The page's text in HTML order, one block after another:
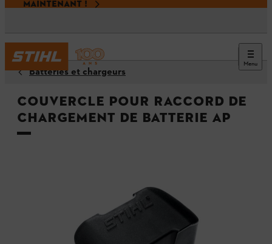
MAINTENANT !
Menu
Batteries et chargeurs
Couvercle pour raccord de
chargement de batterie AP